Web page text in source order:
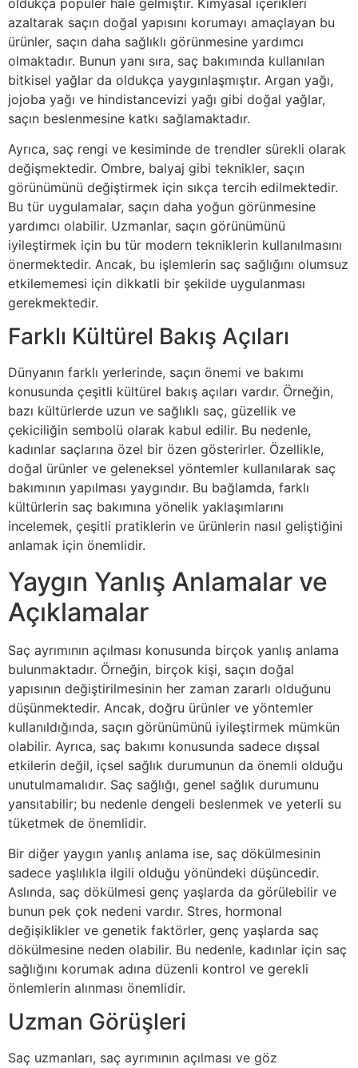
azaltarak saçın doğal yapısını korumayı amaçlayan bu
ürünler, saçın daha sağlıklı görünmesine yardımcı
olmaktadır. Bunun yanı sıra, saç bakımında kullanılan
bitkisel yağlar da oldukça yaygınlaşmıştır. Argan yağı,
jojoba yağı ve hindistancevizi yağı gibi doğal yağlar,
saçın beslenmesine katkı sağlamaktadır.
Ayrıca, saç rengi ve kesiminde de trendler sürekli olarak
değişmektedir. Ombre, balyaj gibi teknikler, saçın
görünümünü değiştirmek için sıkça tercih edilmektedir.
Bu tür uygulamalar, saçın daha yoğun görünmesine
yardımcı olabilir. Uzmanlar, saçın görünümünü
iyileştirmek için bu tür modern tekniklerin kullanılmasını
önermektedir. Ancak, bu işlemlerin saç sağlığını olumsuz
etkilememesi için dikkatli bir şekilde uygulanması
gerekmektedir.
Farklı Kültürel Bakış Açıları
Dünyanın farklı yerlerinde, saçın önemi ve bakımı
konusunda çeşitli kültürel bakış açıları vardır. Örneğin,
bazı kültürlerde uzun ve sağlıklı saç, güzellik ve
çekiciliğin sembolü olarak kabul edilir. Bu nedenle,
kadınlar saçlarına özel bir özen gösterirler. Özellikle,
doğal ürünler ve geleneksel yöntemler kullanılarak saç
bakımının yapılması yaygındır. Bu bağlamda, farklı
kültürlerin saç bakımına yönelik yaklaşımlarını
incelemek, çeşitli pratiklerin ve ürünlerin nasıl geliştiğini
anlamak için önemlidir.
Yaygın Yanlış Anlamalar ve
Açıklamalar
Saç ayrımının açılması konusunda birçok yanlış anlama
bulunmaktadır. Örneğin, birçok kişi, saçın doğal
yapısının değiştirilmesinin her zaman zararlı olduğunu
düşünmektedir. Ancak, doğru ürünler ve yöntemler
kullanıldığında, saçın görünümünü iyileştirmek mümkün
olabilir. Ayrıca, saç bakımı konusunda sadece dışsal
etkilerin değil, içsel sağlık durumunun da önemli olduğu
unutulmamalıdır. Saç sağlığı, genel sağlık durumunu
yansıtabilir; bu nedenle dengeli beslenmek ve yeterli su
tüketmek de önemlidir.
Bir diğer yaygın yanlış anlama ise, saç dökülmesinin
sadece yaşlılıkla ilgili olduğu yönündeki düşüncedir.
Aslında, saç dökülmesi genç yaşlarda da görülebilir ve
bunun pek çok nedeni vardır. Stres, hormonal
değişiklikler ve genetik faktörler, genç yaşlarda saç
dökülmesine neden olabilir. Bu nedenle, kadınlar için saç
sağlığını korumak adına düzenli kontrol ve gerekli
önlemlerin alınması önemlidir.
Uzman Görüşleri
Saç uzmanları, saç ayrımının açılması ve göz